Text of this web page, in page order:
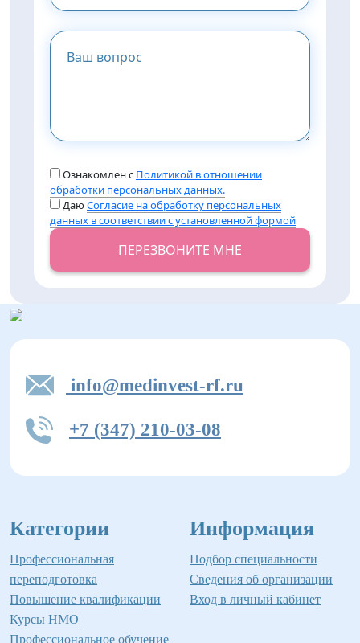
Ознакомлен с Политикой в отношении
обработки персональных данных.
ДаюСогласие на обработку персональных
данных в соответствии с установленной формой
ПЕРЕЗВОНИТЕ МНЕ
info@medinvest-rf.ru
+7 (347) 210-03-08
Категории
Профессиональная
переподготовка
Повышение квалификации
Курсы НМО
Профессиональное обучение
Информация
Подбор специальности
Сведения об организации
Вход в личный кабинет